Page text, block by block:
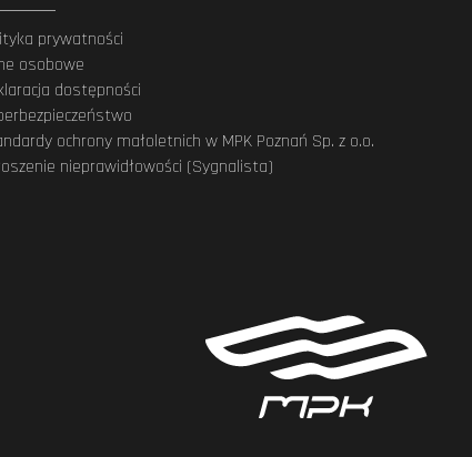
prywatności
osobowe
dostępności
ochrony małoletnich w MPK Poznań Sp. z o.o.
nieprawidłowości (Sygnalista)